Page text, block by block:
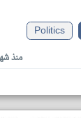
Politics
منذ